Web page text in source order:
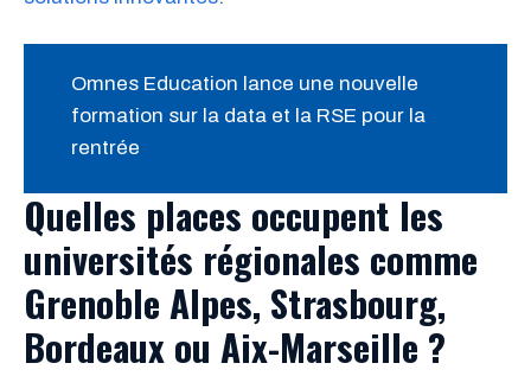
Omnes Education lance une nouvelle
formation sur la data et la RSE pour la
rentrée
Quelles places occupent les
universités régionales comme
Grenoble Alpes, Strasbourg,
Bordeaux ou Aix-Marseille ?